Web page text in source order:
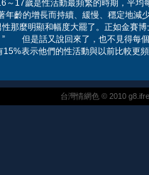
17歲是性活動最頻繁的時期，平均
齡的增長而持續、緩慢、穩定地減
那麼明顯和幅度大罷了。正如金賽博
” 但是話又說回來了，也不見得每
表示他們的性活動與以前比較更
台灣情網色 © 2010